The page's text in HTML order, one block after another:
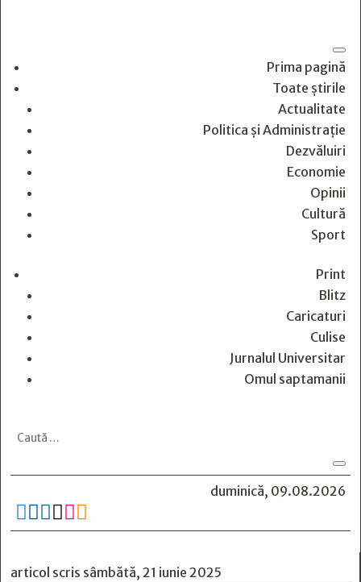
Prima pagină
Toate știrile
Actualitate
Politica și Administrație
Dezvăluiri
Economie
Opinii
Cultură
Sport
Print
Blitz
Caricaturi
Culise
Jurnalul Universitar
Omul saptamanii
duminică, 09.08.2026
     
articol scris sâmbătă, 21 iunie 2025